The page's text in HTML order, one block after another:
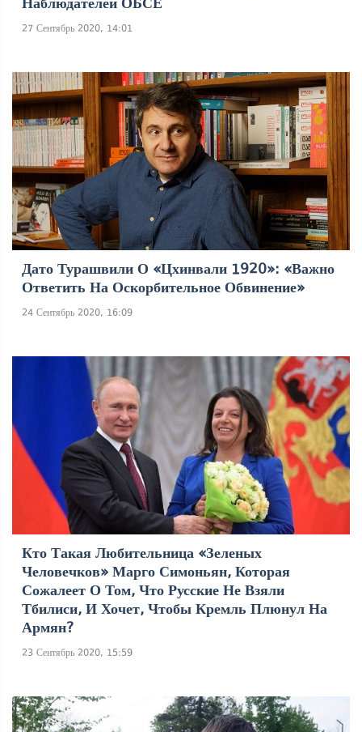
Наблюдателей ОБСЕ
27 Сентябрь 2020, 14:01
Дато Турашвили О «Цхинвали 1920»: «Важно
Ответить На Оскорбительное Обвинение»
24 Сентябрь 2020, 16:09
Кто Такая Любительница «зеленых
Человечков» Марго Симоньян, Которая
Сожалеет О Том, Что Русские Не Взяли
Тбилиси, И Хочет, Чтобы Кремль Плюнул На
Армян?
23 Сентябрь 2020, 15:59